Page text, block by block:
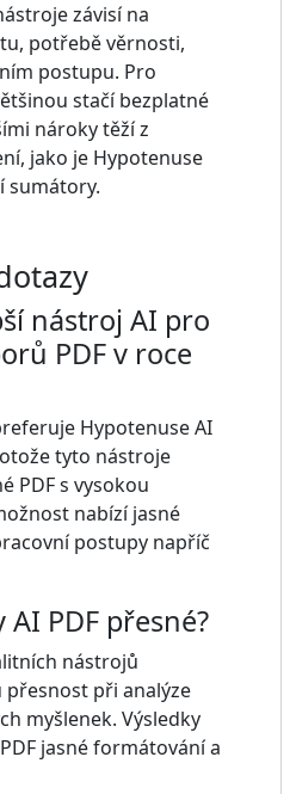
závisí na
potřebě věrnosti,
postupu. Pro
stačí bezplatné
nároky těží z
jako je Hypotenuse
sumátory.
nástroj AI pro
PDF v roce
Hypotenuse AI
tyto nástroje
PDF s vysokou
nabízí jasné
postupy napříč
PDF přesné?
nástrojů
při analýze
myšlenek. Výsledky
jasné formátování a